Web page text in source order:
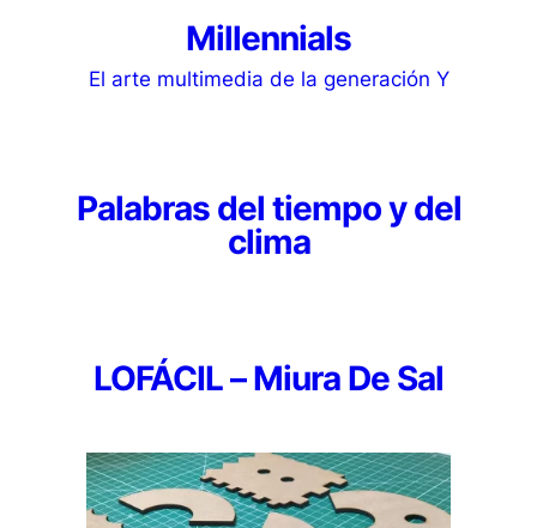
Millennials
El arte multimedia de la generación Y
Palabras del tiempo y del
clima
LOFÁCIL – Miura De Sal